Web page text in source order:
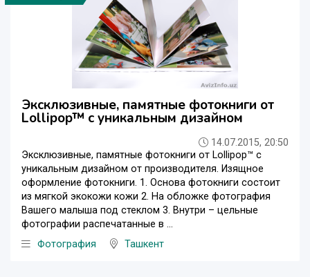
Эксклюзивные, памятные фотокниги от
Lollipop™ c уникальным дизайном
14.07.2015, 20:50
Эксклюзивные, памятные фотокниги от Lollipop™ c
уникальным дизайном от производителя. Изящное
оформление фотокниги. 1. Основа фотокниги состоит
из мягкой экокожи кожи 2. На обложке фотография
Вашего малыша под стеклом 3. Внутри – цельные
фотографии распечатанные в ...
Фотография
Ташкент